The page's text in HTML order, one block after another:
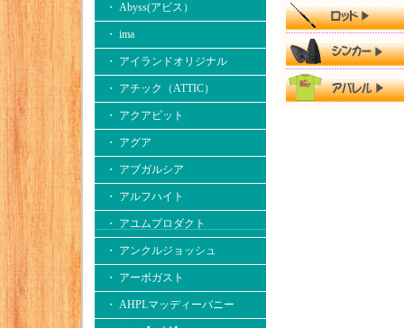
・ Abyss(アビス）
・ ima
・ アイランドオリジナル
・ アチック（ATTIC）
・ アクアビット
・ アグア
・ アブガルシア
・ アルフハイト
・ アユムプロダクト
・ アンクルジョッシュ
・ アーボガスト
・ AHPLマッディーバニー